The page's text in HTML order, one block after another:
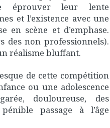
éprouver leur lente
et l’existence avec une
en scène et d’emphase.
des non professionnels).
réalisme bluffant.
de cette compétition
ou une adolescence
douloureuse, des
passage à l’âge